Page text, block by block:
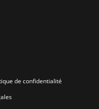
de confidentialité